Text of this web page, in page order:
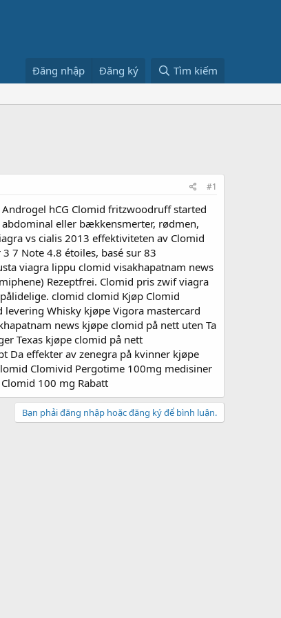
Đăng nhập Đăng ký Tìm kiếm
#1
Androgel hCG Clomid fritzwoodruff started
eller bækkensmerter, rødmen,
vs cialis 2013 effektiviteten av Clomid
7 Note 4.8 étoiles, basé sur 83
viagra lippu clomid visakhapatnam news
Rezeptfrei. Clomid pris zwif viagra
clomid clomid Kjøp Clomid
Whisky kjøpe Vigora mastercard
news kjøpe clomid på nett uten Ta
Texas kjøpe clomid på nett
Da effekter av zenegra på kvinner kjøpe
Clomivid Pergotime 100mg medisiner
100 mg Rabatt
Bạn phải đăng nhập hoặc đăng ký để bình luận.